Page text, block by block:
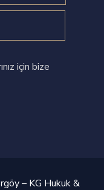
için bize
– KG Hukuk &